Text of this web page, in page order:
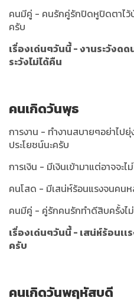
คนมีคู่ - คนรักคู่รักปิดหูปิดตาไว้
ครับ
เรื่องเด่นๆวันนี้ - งานระวังด
ระวังไม่ได้คืน
คนเกิดวันพุธ
การงาน - ทำงานสบายๆอย่าไปยุ่
ประโยชน์นะครับ
การเงิน - มีเงินเข้ามาแต่อาจจะไ
คนโสด - มีเสน่ห์ร้อนแรงจนคน
คนมีคู่ - คู่รักคนรักทำดีสิบครั้งไม่
เรื่องเด่นๆวันนี้ - เสน่ห์ร้อนเ
ครับ
คนเกิดวันพฤหัสบดี